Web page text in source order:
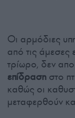
Οι αρμόδιες
από τις άμεσες
τρίωρο, δεν
επίδραση στο
καθώς οι
μεταφερθούν